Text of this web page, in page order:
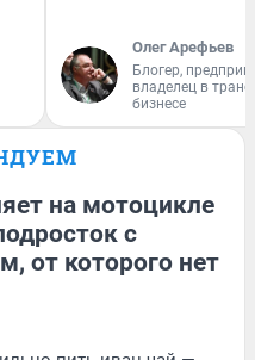
Олег Арефьев
Блогер,
владелец в
бизнесе
на мотоцикле
с
от которого нет